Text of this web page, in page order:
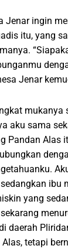
Jenar ingin
itu, yang
Jenar
mukanya
aku sama
Pandan Alas
ibu
yang
daerah
tetapi